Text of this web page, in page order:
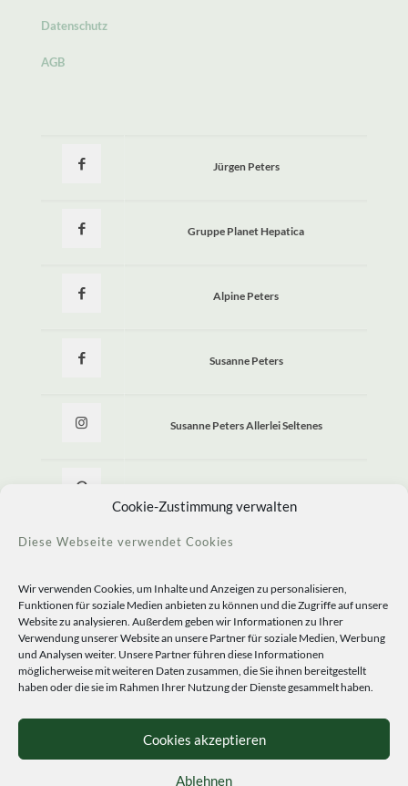
Cookie-Zustimmung verwalten
Diese Webseite verwendet Cookies
Wir verwenden Cookies, um Inhalte und Anzeigen zu personalisieren,
Funktionen für soziale Medien anbieten zu können und die Zugriffe auf unsere
Website zu analysieren. Außerdem geben wir Informationen zu Ihrer
Verwendung unserer Website an unsere Partner für soziale Medien, Werbung
und Analysen weiter. Unsere Partner führen diese Informationen
möglicherweise mit weiteren Daten zusammen, die Sie ihnen bereitgestellt
haben oder die sie im Rahmen Ihrer Nutzung der Dienste gesammelt haben.
Cookies akzeptieren
Ablehnen
Datenschutz
AGB
Jürgen Peters
Gruppe Planet Hepatica
Alpine Peters
Susanne Peters
Susanne Peters Allerlei Seltenes
© 2020 Staudengärtnerei Peters. All Rights Reserved.